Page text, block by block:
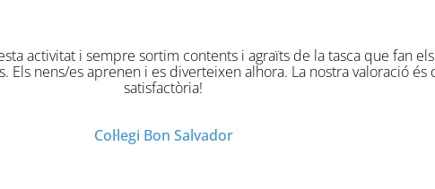
estat originals divertides i molt profitoses. Han gaudit moooooolt!